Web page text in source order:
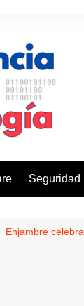
Seguridad
Enjambre